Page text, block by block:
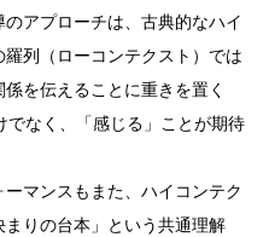
アプローチは、古典的なハイ
列（ローコンテクスト）では
を伝えることに重きを置く
なく、「感じる」ことが期待
マンスもまた、ハイコンテク
りの台本」という共通理解